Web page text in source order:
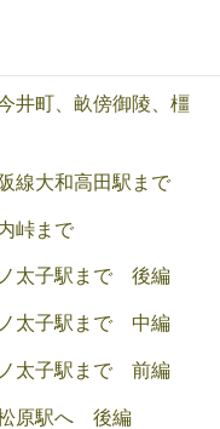
井町、畝傍御陵、橿
線大和高田駅まで
峠まで
太子駅まで 後編
太子駅まで 中編
太子駅まで 前編
原駅へ 後編